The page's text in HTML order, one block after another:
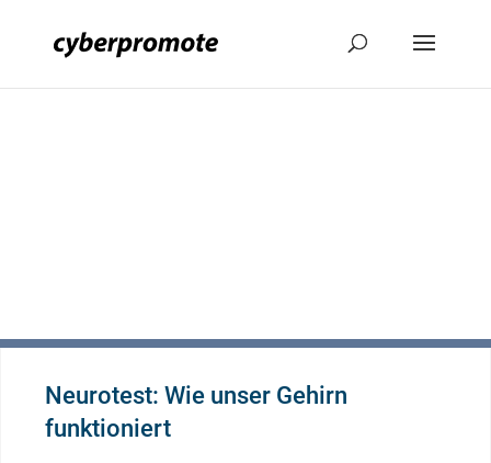
Neurotest: Wie unser Gehirn
funktioniert